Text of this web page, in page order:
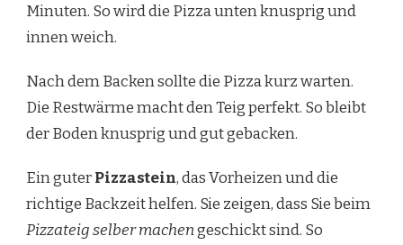
Minuten. So wird die Pizza unten knusprig und
innen weich.
Nach dem Backen sollte die Pizza kurz warten.
Die Restwärme macht den Teig perfekt. So bleibt
der Boden knusprig und gut gebacken.
Ein guterPizzastein, das Vorheizen und die
richtige Backzeit helfen. Sie zeigen, dass Sie beim
Pizzateig selber machengeschickt sind. So